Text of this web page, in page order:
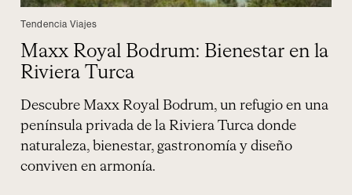
Tendencia Viajes
Maxx Royal Bodrum: Bienestar en la
Riviera Turca
Descubre Maxx Royal Bodrum, un refugio en una
península privada de la Riviera Turca donde
naturaleza, bienestar, gastronomía y diseño
conviven en armonía.